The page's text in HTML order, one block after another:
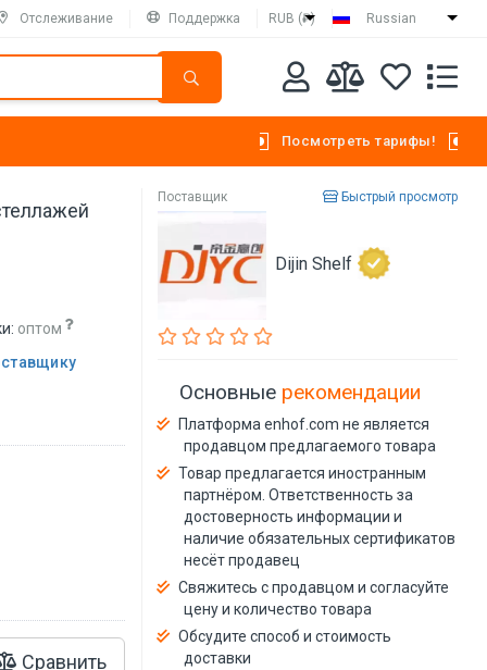
Отслеживание Поддержка RUB (₽) Russian
Посмотреть тарифы!
оптом
Сравнить
Поставщик Быстрый просмотр
Dijin Shelf
Основные рекомендации
Платформа enhof.com не является
продавцом предлагаемого товара
Товар предлагается иностранным
партнёром. Ответственность за
достоверность информации и
наличие обязательных сертификатов
несёт продавец
Свяжитесь с продавцом и согласуйте
цену и количество товара
Обсудите способ и стоимость
доставки